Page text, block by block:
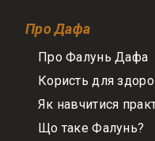
Про Дафа
Про Фалунь Дафа
Користь для
Як навчитися
Що таке Фалунь?